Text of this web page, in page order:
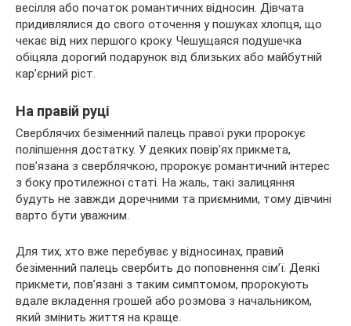
весілля або початок романтичних відносин. Дівчата
придивлялися до свого оточення у пошуках хлопця, що
чекає від них першого кроку. Чешущаяся подушечка
обіцяла дорогий подарунок від близьких або майбутній
кар’єрний ріст.
На правій руці
Сверблячих безіменний палець правої руки пророкує
поліпшення достатку. У деяких повір’ях прикмета,
пов’язана з сверблячкою, пророкує романтичний інтерес
з боку протилежної статі. На жаль, такі залицяння
будуть не завжди доречними та приємними, тому дівчині
варто бути уважним.
Для тих, хто вже перебуває у відносинах, правий
безіменний палець свербить до поповнення сім’ї. Деякі
прикмети, пов’язані з таким симптомом, пророкують
вдале вкладення грошей або розмова з начальником,
який змінить життя на краще.